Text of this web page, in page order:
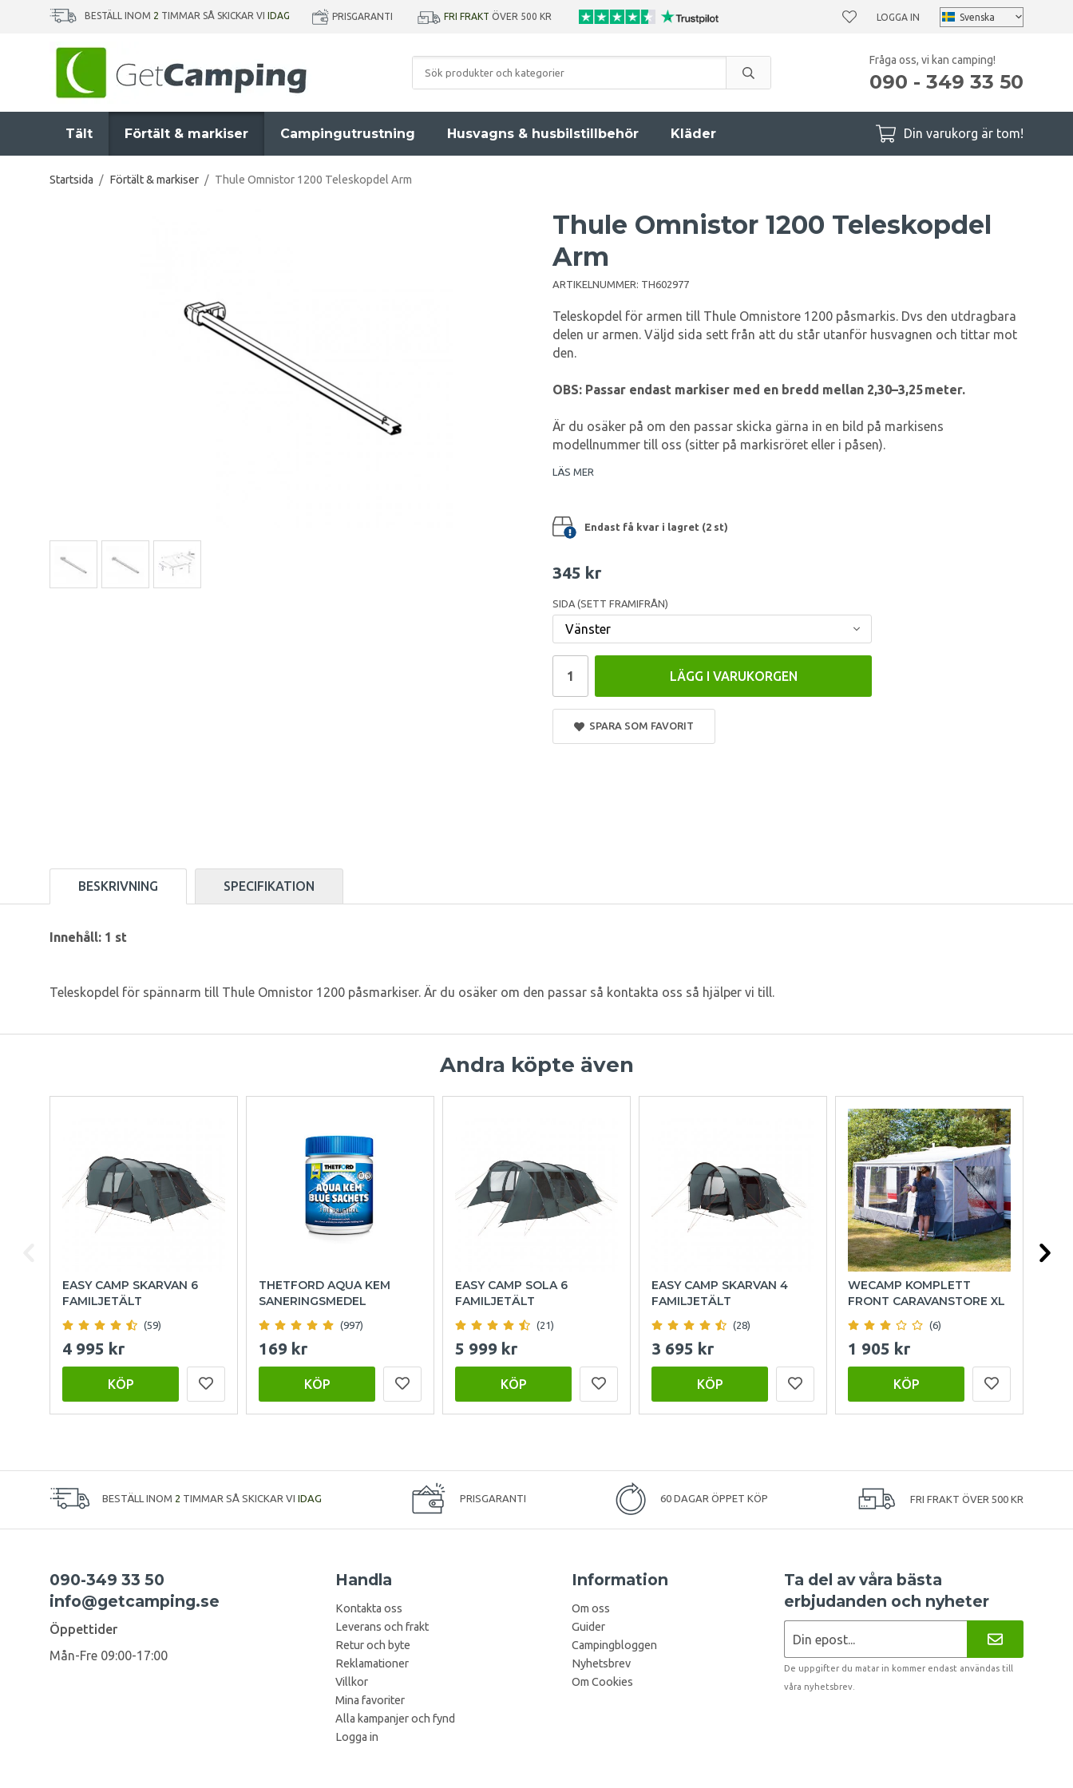
BESTÄLL INOM 2 TIMMAR SÅ SKICKAR VI IDAG PRISGARANTI FRI FRAKT ÖVER 500 KR LOGGA IN
Fråga oss, vi kan camping!
090 - 349 33 50
Tält Förtält & markiser Campingutrustning Husvagns & husbilstillbehör Kläder Din varukorg är tom!
Startsida / Förtält & markiser / Thule Omnistor 1200 Teleskopdel Arm
Thule Omnistor 1200 Teleskopdel
Arm
ARTIKELNUMMER: TH602977
Teleskopdel för armen till Thule Omnistore 1200 påsmarkis. Dvs den utdragbara
delen ur armen. Väljd sida sett från att du står utanför husvagnen och tittar mot
den.
OBS: Passar endast markiser med en bredd mellan 2,30–3,25 meter.
Är du osäker på om den passar skicka gärna in en bild på markisens
modellnummer till oss (sitter på markisröret eller i påsen).
LÄS MER
Endast få kvar i lagret (2 st)
345 kr
SIDA (SETT FRAMIFRÅN)
LÄGG I VARUKORGEN
SPARA SOM FAVORIT
BESKRIVNING SPECIFIKATION
Innehåll: 1 st
Teleskopdel för spännarm till Thule Omnistor 1200 påsmarkiser. Är du osäker om den passar så kontakta oss så hjälper vi till.
Andra köpte även
EASY CAMP SKARVAN 6
FAMILJETÄLT
(59)
4 995 kr
KÖP
THETFORD AQUA KEM
SANERINGSMEDEL
(997)
169 kr
KÖP
EASY CAMP SOLA 6
FAMILJETÄLT
(21)
5 999 kr
KÖP
EASY CAMP SKARVAN 4
FAMILJETÄLT
(28)
3 695 kr
KÖP
WECAMP KOMPLETT
FRONT CARAVANSTORE XL
(6)
1 905 kr
KÖP
BESTÄLL INOM 2 TIMMAR SÅ SKICKAR VI IDAG PRISGARANTI 60 DAGAR ÖPPET KÖP FRI FRAKT ÖVER 500 KR
090-349 33 50
info@getcamping.se
Öppettider
Mån-Fre 09:00-17:00
Handla
Kontakta oss
Leverans och frakt
Retur och byte
Reklamationer
Villkor
Mina favoriter
Alla kampanjer och fynd
Logga in
Information
Om oss
Guider
Campingbloggen
Nyhetsbrev
Om Cookies
Ta del av våra bästa
erbjudanden och nyheter
De uppgifter du matar in kommer endast användas till
våra nyhetsbrev.